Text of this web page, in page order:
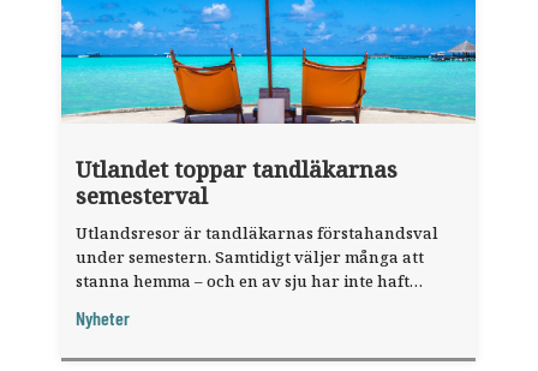
Utlandet toppar tandläkarnas
semesterval
Utlandsresor är tandläkarnas förstahandsval
under semestern. Samtidigt väljer många att
stanna hemma – och en av sju har inte haft
fråga".
Nyheter